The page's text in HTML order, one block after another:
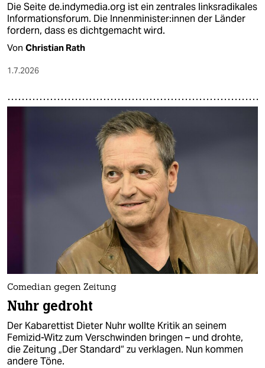
Die Seite de.indymedia.org ist ein zentrales linksradikales
Informationsforum. Die In­nen­mi­nis­te­r:in­nen der Länder
fordern, dass es dichtgemacht wird.
Von Christian Rath
1.7.2026
Comedian gegen Zeitung
Nuhr gedroht
Der Kabarettist Dieter Nuhr wollte Kritik an seinem
Femizid-Witz zum Verschwinden bringen – und drohte,
die Zeitung „Der Standard“ zu verklagen. Nun kommen
andere Töne.